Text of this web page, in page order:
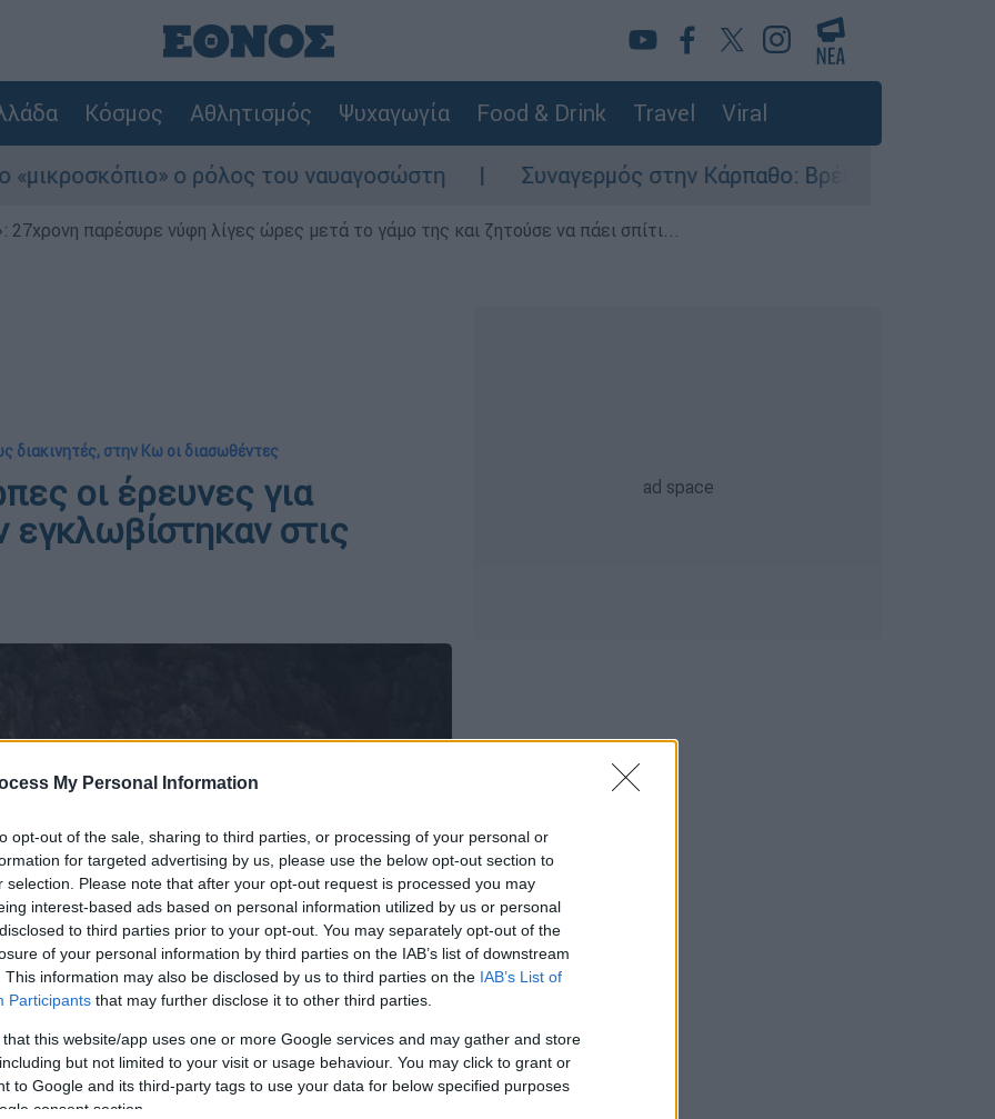
My Personal Information
opt-out of the sale, sharing to third parties, or processing of your personal or
for targeted advertising by us, please use the below opt-out section to
selection. Please note that after your opt-out request is processed you may
interest-based ads based on personal information utilized by us or personal
to third parties prior to your opt-out. You may separately opt-out of the
of your personal information by third parties on the IAB’s list of downstream
This information may also be disclosed by us to third parties on the IAB’s List of
Participants that may further disclose it to other third parties.
that this website/app uses one or more Google services and may gather and store
but not limited to your visit or usage behaviour. You may click to grant or
to Google and its third-party tags to use your data for below specified purposes
consent section.
Κόσμος Αθλητισμός Ψυχαγωγία Food & Drink Travel Viral
ο ρόλος του ναυαγοσώστη Συναγερμός στην Κάρπαθο: Βρέθηκαν παλιά
παρέσυρε νύφη λίγες ώρες μετά το γάμο της και ζητούσε να πάει σπίτι...
διακινητές, στην Κω οι διασωθέντες
οι έρευνες για
εγκλωβίστηκαν στις